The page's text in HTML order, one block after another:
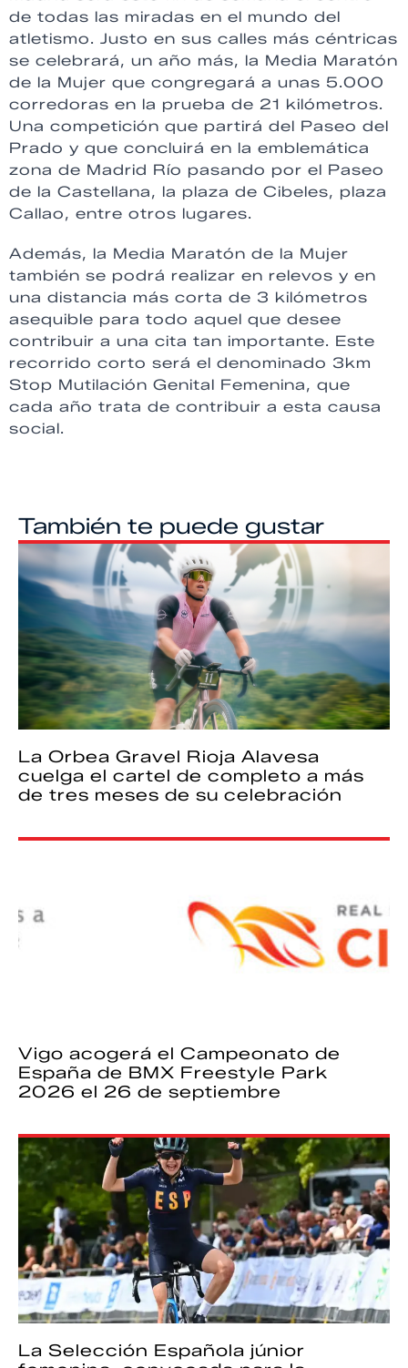
de todas las miradas en el mundo del
atletismo. Justo en sus calles más céntricas
se celebrará, un año más, la Media Maratón
de la Mujer que congregará a unas 5.000
corredoras en la prueba de 21 kilómetros.
Una competición que partirá del Paseo del
Prado y que concluirá en la emblemática
zona de Madrid Río pasando por el Paseo
de la Castellana, la plaza de Cibeles, plaza
Callao, entre otros lugares.
Además, la Media Maratón de la Mujer
también se podrá realizar en relevos y en
una distancia más corta de 3 kilómetros
asequible para todo aquel que desee
contribuir a una cita tan importante. Este
recorrido corto será el denominado 3km
Stop Mutilación Genital Femenina, que
cada año trata de contribuir a esta causa
social.
También te puede gustar
La Orbea Gravel Rioja Alavesa
cuelga el cartel de completo a más
de tres meses de su celebración
Vigo acogerá el Campeonato de
España de BMX Freestyle Park
2026 el 26 de septiembre
La Selección Española júnior